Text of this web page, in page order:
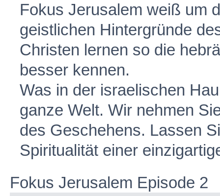
Fokus Jerusalem weiß um
geistlichen Hintergründe
Christen lernen so die
besser kennen.
Was in der israelischen
ganze Welt. Wir nehmen
des Geschehens. Lassen
Spiritualität einer
Fokus Jerusalem Episode 2